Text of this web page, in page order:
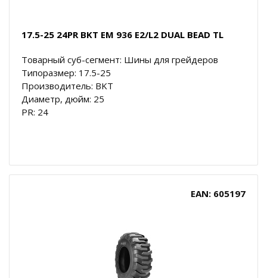
17.5-25 24PR BKT EM 936 E2/L2 DUAL BEAD TL
Товарный суб-сегмент: Шины для грейдеров
Типоразмер: 17.5-25
Производитель: BKT
Диаметр, дюйм: 25
PR: 24
EAN: 605197